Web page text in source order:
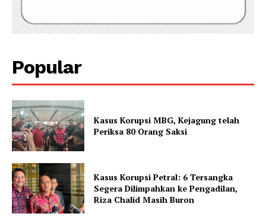
Popular
Kasus Korupsi MBG, Kejagung telah
Periksa 80 Orang Saksi
Kasus Korupsi Petral: 6 Tersangka
Segera Dilimpahkan ke Pengadilan,
Riza Chalid Masih Buron